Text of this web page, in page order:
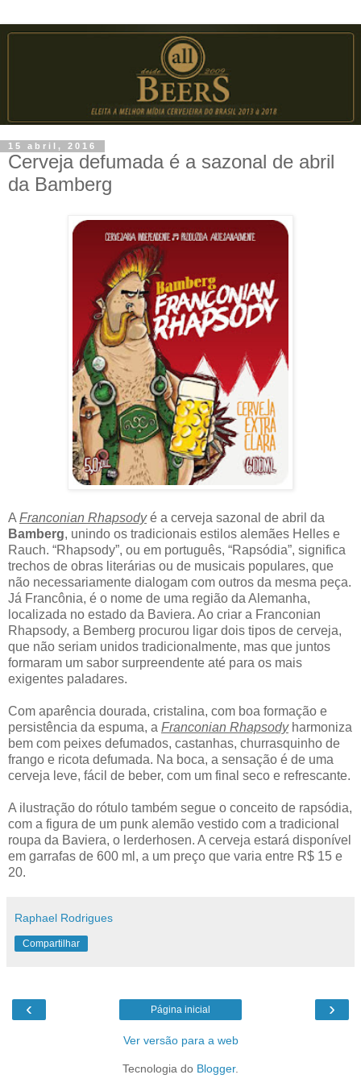
15 abril, 2016
Cerveja defumada é a sazonal de abril
da Bamberg
A Franconian Rhapsodyé a cerveja sazonal de abril da
Bamberg, unindo os tradicionais estilos alemães Helles e
Rauch. “Rhapsody”, ou em português, “Rapsódia”, significa
trechos de obras literárias ou de musicais populares, que
não necessariamente dialogam com outros da mesma peça.
Já Francônia, é o nome de uma região da Alemanha,
localizada no estado da Baviera. Ao criar a Franconian
Rhapsody, a Bemberg procurou ligar dois tipos de cerveja,
que não seriam unidos tradicionalmente, mas que juntos
formaram um sabor surpreendente até para os mais
exigentes paladares.
Com aparência dourada, cristalina, com boa formação e
persistência da espuma, a Franconian Rhapsodyharmoniza
bem com peixes defumados, castanhas, churrasquinho de
frango e ricota defumada. Na boca, a sensação é de uma
cerveja leve, fácil de beber, com um final seco e refrescante.
A ilustração do rótulo também segue o conceito de rapsódia,
com a figura de um punk alemão vestido com a tradicional
roupa da Baviera, o lerderhosen. A cerveja estará disponível
em garrafas de 600 ml, a um preço que varia entre R$ 15 e
20.
Raphael Rodrigues
Compartilhar
‹ ›
Página inicial
Ver versão para a web
Tecnologia do Blogger.